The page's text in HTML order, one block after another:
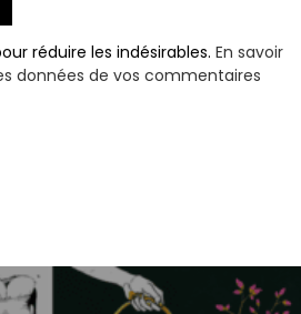
réduire les indésirables.En savoir
données de vos commentaires